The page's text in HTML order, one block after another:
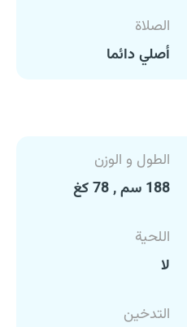
الصلاة
أصلي دائما
الطول و الوزن
188 سم , 78 كغ
اللحية
لا
التدخين